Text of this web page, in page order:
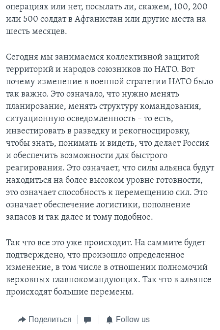
операциях или нет, посылать ли, скажем, 100, 200
или 500 солдат в Афганистан или другие места на
шесть месяцев.
Сегодня мы занимаемся коллективной защитой
территорий и народов союзников по НАТО. Вот
почему изменение в военной стратегии НАТО было
так важно. Это означало, что нужно менять
планирование, менять структуру командования,
ситуационную осведомленность – то есть,
инвестировать в разведку и рекогносцировку,
чтобы знать, понимать и видеть, что делает Россия
и обеспечить возможности для быстрого
реагирования. Это означает, что силы альянса будут
находиться на более высоком уровне готовности,
это означает способность к перемещению сил. Это
означает обеспечение логистики, пополнение
запасов и так далее и тому подобное.
Так что все это уже происходит. На саммите будет
подтверждено, что произошло определенное
изменение, в том числе в отношении полномочий
верховных главнокомандующих. Так что в альянсе
происходят большие перемены.
Поделиться Follow us